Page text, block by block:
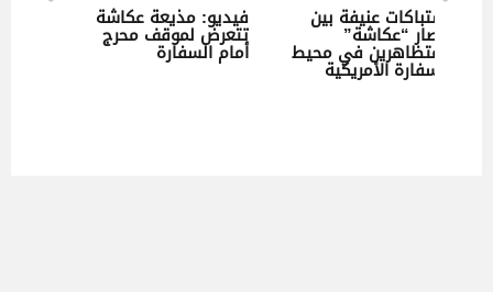
فيديو: مذيعة عكاشة
تتعرض لموقف محرج
أمام السفارة
اشتباكات عنيفة بين
أنصار “عكاشة”
ومتظاهرين في محيط
السفارة الأمريكية